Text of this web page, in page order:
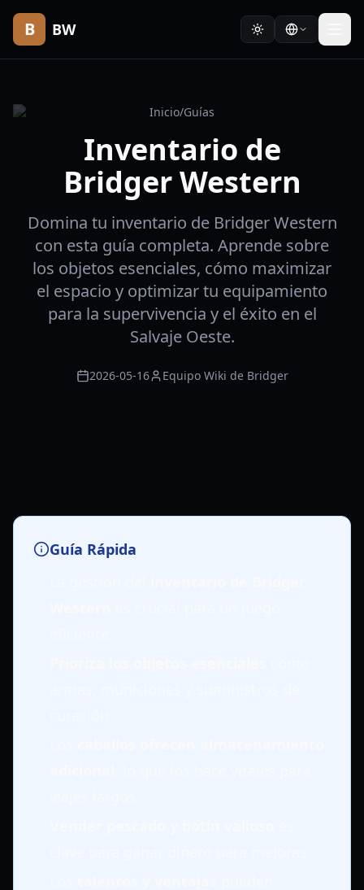
B BW
Inicio/Guías
Inventario de
Bridger Western
Domina tu inventario de Bridger Western
con esta guía completa. Aprende sobre
los objetos esenciales, cómo maximizar
el espacio y optimizar tu equipamiento
para la supervivencia y el éxito en el
Salvaje Oeste.
2026-05-16 Equipo Wiki de Bridger
Guía Rápida